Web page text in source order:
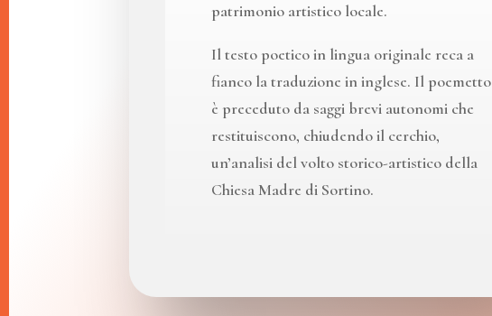
patrimonio artistico locale.
Il testo poetico in lingua originale reca a
fianco la traduzione in inglese. Il poemetto
è preceduto da saggi brevi autonomi che
restituiscono, chiudendo il cerchio,
un’analisi del volto storico-artistico della
Chiesa Madre di Sortino.